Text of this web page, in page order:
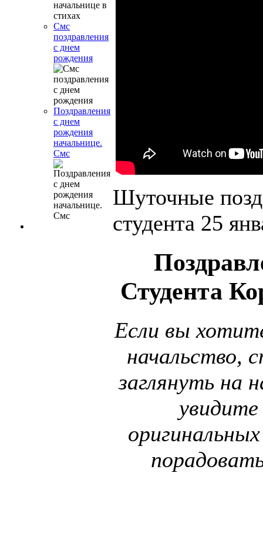
Смс
поздравления
с днем
рождения
Поздравления
с днем
рождения
начальнице.
Смс
Шуточные
студента 25
Студента
Если вы
начальство,
заглянуть на